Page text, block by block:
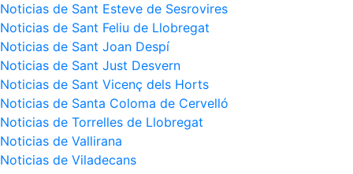
Noticias de Sant Esteve de Sesrovires
Noticias de Sant Feliu de Llobregat
Noticias de Sant Joan Despí
Noticias de Sant Just Desvern
Noticias de Sant Vicenç dels Horts
Noticias de Santa Coloma de Cervelló
Noticias de Torrelles de Llobregat
Noticias de Vallirana
Noticias de Viladecans